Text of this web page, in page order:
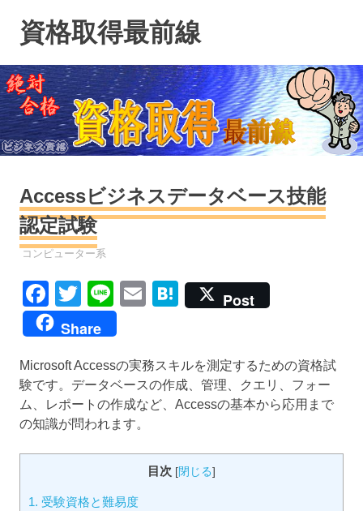
ン
ツ
へ
ス
キ
資格取得最前線
Accessビジネスデータベース技能
認定試験
資格
コンピューター系
Facebook
TwitterLineEmailHatena
Post
Share
Microsoft Accessの実務スキルを測定するための資格試
験です。データベースの作成、管理、クエリ、フォー
ム、レポートの作成など、Accessの基本から応用まで
の知識が問われます。
目次 [閉じる]
1. 受験資格と難易度